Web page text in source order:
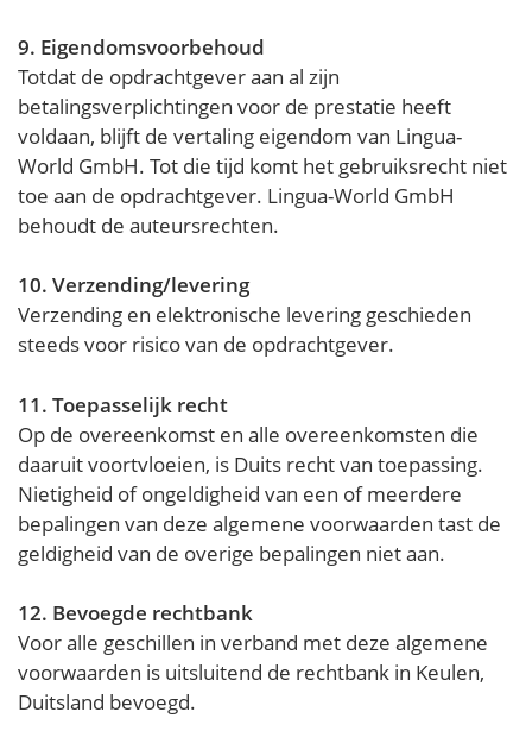
9. Eigendomsvoorbehoud
Totdat de opdrachtgever aan al zijn
betalingsverplichtingen voor de prestatie heeft
voldaan, blijft de vertaling eigendom van Lingua-
World GmbH. Tot die tijd komt het gebruiksrecht niet
toe aan de opdrachtgever. Lingua-World GmbH
behoudt de auteursrechten.
10. Verzending/levering
Verzending en elektronische levering geschieden
steeds voor risico van de opdrachtgever.
11. Toepasselijk recht
Op de overeenkomst en alle overeenkomsten die
daaruit voortvloeien, is Duits recht van toepassing.
Nietigheid of ongeldigheid van een of meerdere
bepalingen van deze algemene voorwaarden tast de
geldigheid van de overige bepalingen niet aan.
12. Bevoegde rechtbank
Voor alle geschillen in verband met deze algemene
voorwaarden is uitsluitend de rechtbank in Keulen,
Duitsland bevoegd.